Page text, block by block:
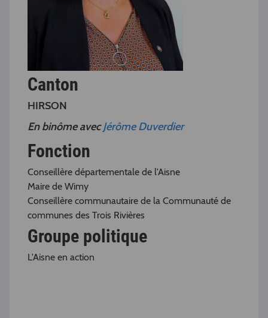
Canton
HIRSON
En binôme avecJérôme Duverdier
Fonction
Conseillère départementale de l'Aisne
Maire de Wimy
Conseillère communautaire de la Communauté de
communes des Trois Rivières
Groupe politique
L'Aisne en action